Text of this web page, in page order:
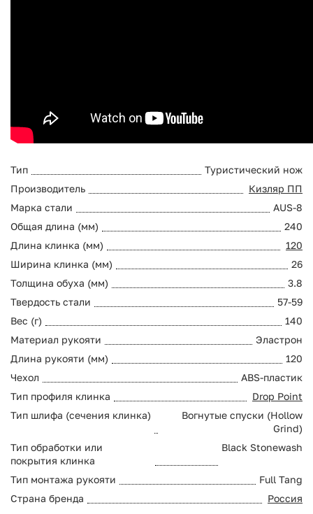
Тип
Туристический нож
Производитель
Кизляр ПП
Марка стали
AUS-8
Общая длина (мм)
240
Длина клинка (мм)
120
Ширина клинка (мм)
26
Толщина обуха (мм)
3.8
Твердость стали
57-59
Вес (г)
140
Материал рукояти
Эластрон
Длина рукояти (мм)
120
Чехол
ABS-пластик
Тип профиля клинка
Drop Point
Тип шлифа (сечения клинка)
Вогнутые спуски (Hollow
Grind)
Тип обработки или
покрытия клинка
Black Stonewash
Тип монтажа рукояти
Full Tang
Страна бренда
Россия